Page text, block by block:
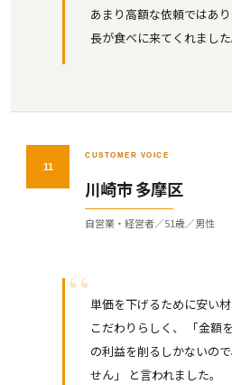
あまり高額な依頼ではあ
長が食べに来てくれました
11
CUSTOMER VOICE
川崎市 多摩区
自営業・経営者／51歳／男性
単価を下げるために安い
こだわりらしく、 「金額
の利益を削るしかないの
せん」 と言われました。